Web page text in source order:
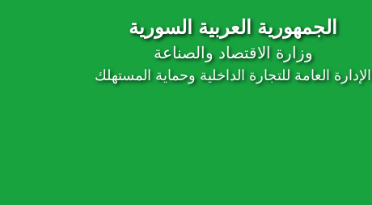
الجمهورية العربية السورية
وزارة الاقتصاد والصناعة
الإدارة العامة للتجارة الداخلية وحماية المستهلك